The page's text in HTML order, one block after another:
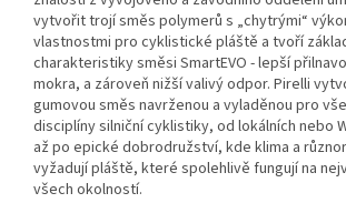
vytvořit trojí směs polymerů s „chytrými“
vlastnostmi pro cyklistické pláště a tvoří
charakteristiky směsi SmartEVO - lepší
mokra, a zároveň nižší valivý odpor. Pirelli
gumovou směs navrženou a vyladěnou pro
disciplíny silniční cyklistiky, od lokálních nebo
až po epické dobrodružství, kde klima a
vyžadují pláště, které spolehlivě fungují na
všech okolností.